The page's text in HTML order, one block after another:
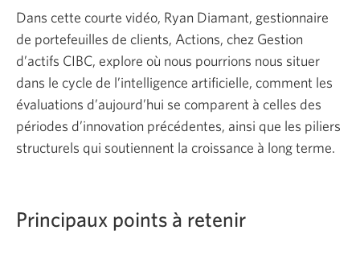
les
évaluations
d’aujourd’hui
signifient
pour
la
croissance
|
Dans cette courte vidéo, Ryan Diamant, gestionnaire
de portefeuilles de clients, Actions, chez Gestion
d’actifs CIBC, explore où nous pourrions nous situer
dans le cycle de l’intelligence artificielle, comment les
évaluations d’aujourd’hui se comparent à celles des
périodes d’innovation précédentes, ainsi que les piliers
structurels qui soutiennent la croissance à long terme.
Principaux points à retenir